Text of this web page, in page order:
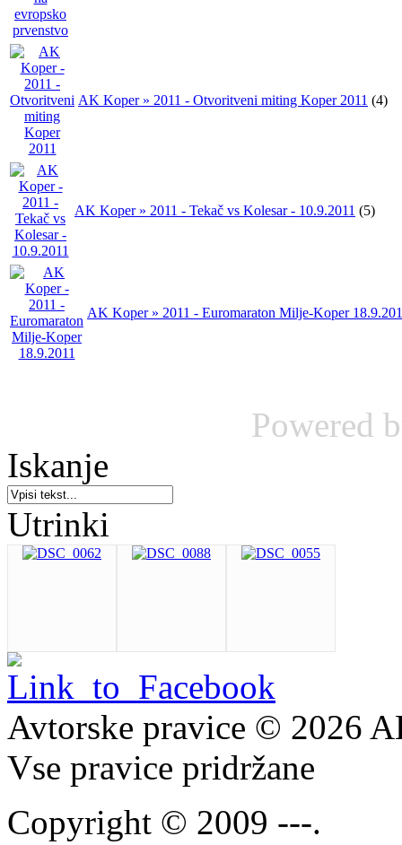
AK Koper » 2011 - Otvoritveni miting Koper 2011 (4)
AK Koper » 2011 - Tekač vs Kolesar - 10.9.2011 (5)
AK Koper » 2011 - Euromaraton Milje-Koper
Powered
Iskanje
Utrinki
Avtorske pravice © 2026
Vse pravice pridržane
Copyright © 2009 ---.